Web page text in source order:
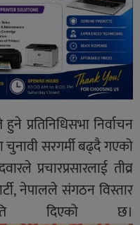
प्रतिनिधिसभा निर्वाचन
चुनावी सरगर्मी बढ्दै गएको
प्रचारप्रसारलाई तीव्र
नेपालले संगठन विस्तार
दिएको छ।